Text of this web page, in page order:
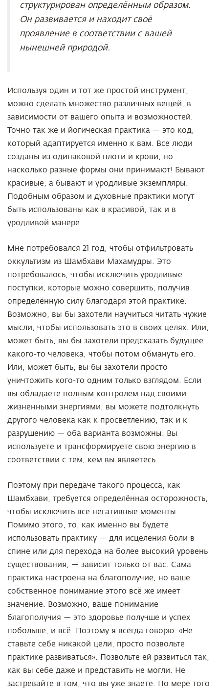
структурирован определённым образом.
Он развивается и находит своё
проявление в соответствии с вашей
нынешней природой.
Используя один и тот же простой инструмент,
можно сделать множество различных вещей, в
зависимости от вашего опыта и возможностей.
Точно так же и йогическая практика — это код,
который адаптируется именно к вам. Все люди
созданы из одинаковой плоти и крови, но
насколько разные формы они принимают! Бывают
красивые, а бывают и уродливые экземпляры.
Подобным образом и духовные практики могут
быть использованы как в красивой, так и в
уродливой манере.
Мне потребовался 21 год, чтобы отфильтровать
оккультизм из Шамбхави Махамудры. Это
потребовалось, чтобы исключить уродливые
поступки, которые можно совершить, получив
определённую силу благодаря этой практике.
Возможно, вы бы захотели научиться читать чужие
мысли, чтобы использовать это в своих целях. Или,
может быть, вы бы захотели предсказать будущее
какого-то человека, чтобы потом обмануть его.
Или, может быть, вы бы захотели просто
уничтожить кого-то одним только взглядом. Если
вы обладаете полным контролем над своими
жизненными энергиями, вы можете подтолкнуть
другого человека как к просветлению, так и к
разрушению — оба варианта возможны. Вы
используете и трансформируете свою энергию в
соответствии с тем, кем вы являетесь.
Поэтому при передаче такого процесса, как
Шамбхави, требуется определённая осторожность,
чтобы исключить все негативные моменты.
Помимо этого, то, как именно вы будете
использовать практику — для исцеления боли в
спине или для перехода на более высокий уровень
существования, — зависит только от вас. Сама
практика настроена на благополучие, но ваше
собственное понимание этого всё же имеет
значение. Возможно, ваше понимание
благополучия — это здоровье получше и успех
побольше, и всё. Поэтому я всегда говорю: «Не
ставьте себе никакой цели, просто позвольте
практике развиваться». Позвольте ей развиться так,
как вы себе даже и представить не могли. Не
застревайте в том, что вы уже знаете. По мере того